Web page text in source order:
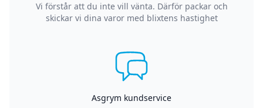
Vi förstår att du inte vill vänta. Därför packar och
skickar vi dina varor med blixtens hastighet
Asgrym kundservice